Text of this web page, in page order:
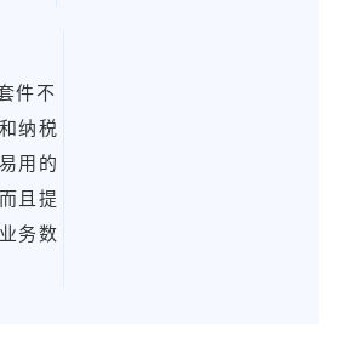
件不
纳税
用的
且提
务数